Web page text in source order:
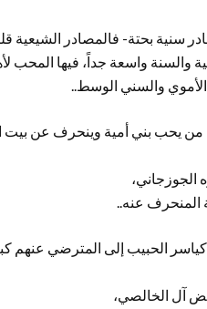
سنية بحتة- فالمصادر الشيعية
والسنة واسعة جداً، فيها المحب
والسني الوسط..
يحب بني أمية وينحرف عن بيت
الجوزجاني،
المنحرف عنه..
الحبيب إلى المترضي عنهم
آل الخالصي،